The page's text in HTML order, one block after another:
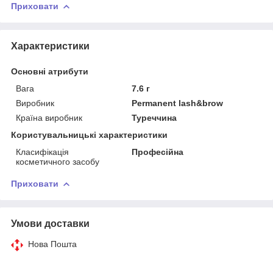
Приховати
Характеристики
Основні атрибути
Вага
7.6 г
Виробник
Permanent lash&brow
Країна виробник
Туреччина
Користувальницькі характеристики
Класифікація
косметичного засобу
Професійна
Приховати
Умови доставки
Нова Пошта